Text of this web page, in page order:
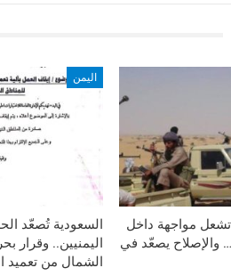
الإدعاء بأنه لا يوجد اي حرب من
تشعل مواجهة داخل
والإصلاح يصعّد في
اليمن
السعودية تُصعّد
اليمنيين.. وقرار
الشمال من